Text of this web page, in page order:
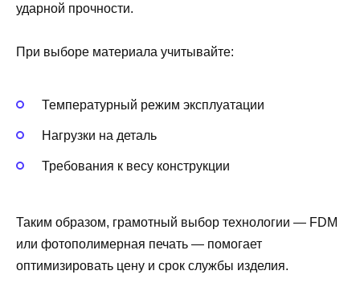
ударной прочности.
При выборе материала учитывайте:
Температурный режим эксплуатации
Нагрузки на деталь
Требования к весу конструкции
Таким образом, грамотный выбор технологии — FDM
или фотополимерная печать — помогает
оптимизировать цену и срок службы изделия.